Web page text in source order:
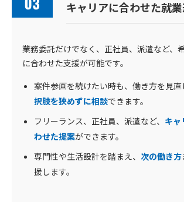
キャリアに合わせた就
業務委託だけでなく、正社員、派遣など、
に合わせた支援が可能です。
案件参画を続けたい時も、働き方を見直
択肢を狭めずに相談できます。
フリーランス、正社員、派遣など、 キャ
わせた提案ができます。
専門性や生活設計を踏まえ、 次の働き方
援します。